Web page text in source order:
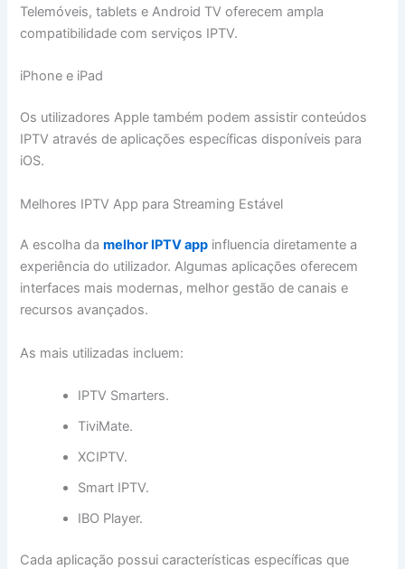
Telemóveis, tablets e Android TV oferecem ampla
compatibilidade com serviços IPTV.
iPhone e iPad
Os utilizadores Apple também podem assistir conteúdos
IPTV através de aplicações específicas disponíveis para
iOS.
Melhores IPTV App para Streaming Estável
A escolha damelhor IPTV app influencia diretamente a
experiência do utilizador. Algumas aplicações oferecem
interfaces mais modernas, melhor gestão de canais e
recursos avançados.
As mais utilizadas incluem:
IPTV Smarters.
TiviMate.
XCIPTV.
Smart IPTV.
IBO Player.
Cada aplicação possui características específicas que